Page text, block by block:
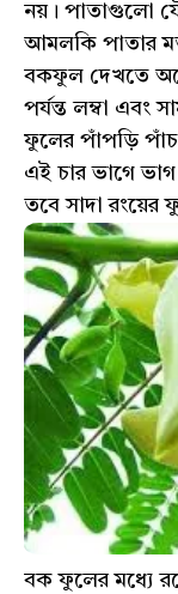
নয়। পাতাগুলো
আমলকি পাতার
বকফুল দেখতে
পর্যন্ত লম্বা এবং
ফুলের পাঁপড়ি
এই চার ভাগে
তবে সাদা রংয়ের
বক ফুলের মধ্যে